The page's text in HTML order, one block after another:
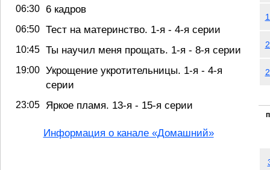
06:30 6 кадров
06:50 Тест на материнство. 1-я - 4-я серии
10:45 Ты научил меня прощать. 1-я - 8-я серии
19:00 Укрощение укротительницы. 1-я - 4-я
серии
23:05 Яркое пламя. 13-я - 15-я серии
Информация о канале «Домашний»